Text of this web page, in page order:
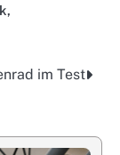
,
im Test